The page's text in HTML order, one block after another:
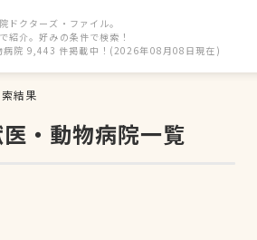
ドクターズ・ファイル。
紹介。好みの条件で検索！
病院 9,443 件掲載中！(2026年08月08日現在)
結果
・動物病院一覧